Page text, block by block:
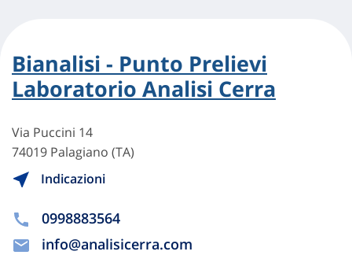
Bianalisi - Punto Prelievi
Laboratorio Analisi Cerra
Via Puccini 14
74019 Palagiano (TA)
Indicazioni
0998883564
info@analisicerra.com